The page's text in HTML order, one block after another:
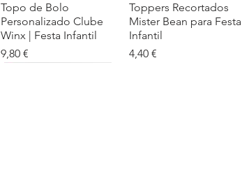
Visualização rápida
Topo de Bolo
Personalizado Clube
Winx | Festa Infantil
Preço
9,80 €
Visualização rápida
Toppers Recortados
Mister Bean para Festa
Infantil
Preço
4,40 €